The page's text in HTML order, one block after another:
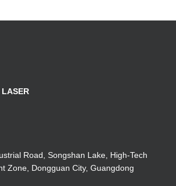
LASER
Road, Songshan Lake, High-Tech
Zone, Dongguan City, Guangdong